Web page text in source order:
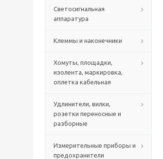
Светосигнальная
аппаратура
Клеммы и наконечники
Хомуты, площадки,
изолента, маркировка,
оплетка кабельная
Удлинители, вилки,
розетки переносные и
разборные
Измерительные приборы и
предохранители